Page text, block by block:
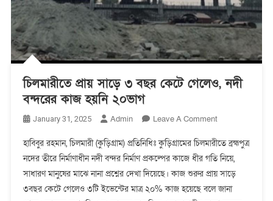
চিলমারীতে প্রায় সাড়ে ৩ বছর কেটে গেলেও, নদী
বন্দরের কাজ হয়নি ২০ভাগ
January 31, 2025 Admin Leave A CommentOn
প্রায়
সাড়ে
৩
বছর
হাবিবুর রহমান, চিলমারী (কুড়িগ্রাম) প্রতিনিধিঃ কুড়িগ্রামের চিলমারীতে ব্রহ্মপুত্র
নদের তীরে নির্মাণাধীন নদী বন্দর নির্মাণ প্রকল্পের কাজে ধীর গতি নিয়ে,
সাধারণ মানুষের মাঝে নানা প্রশ্নের দেখা দিয়েছে। কাজ শুরুর প্রায় সাড়ে
৩বছর কেটে গেলেও ৩টি ইভেন্টের মাত্র ২০% কাজ হয়েছে বলে জানা